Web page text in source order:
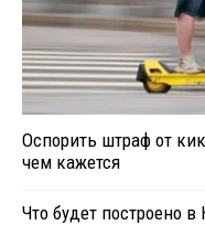
Оспорить штраф от
чем кажется
Что будет построено